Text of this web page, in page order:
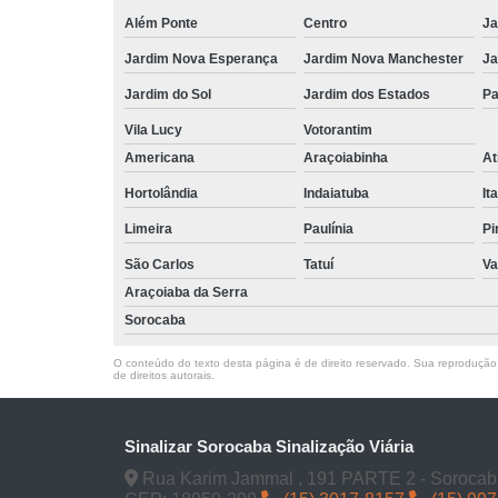
Além Ponte Centro
Jardim Nova Esperança Jardim Nova Manchester
Jardim do Sol Jardim dos Estados
Vila Lucy
Votorantim
Americana
Araçoiabinha
Hortolândia Indaiatuba
Limeira Paulínia
São Carlos Tatuí
Araçoiaba da Serra
Sorocaba
O conteúdo do texto desta página é de direito reservado. Sua
de direitos autorais
Sinalizar Sorocaba Sinalização Viária
Rua Karim Jammal , 191 PARTE 2 -